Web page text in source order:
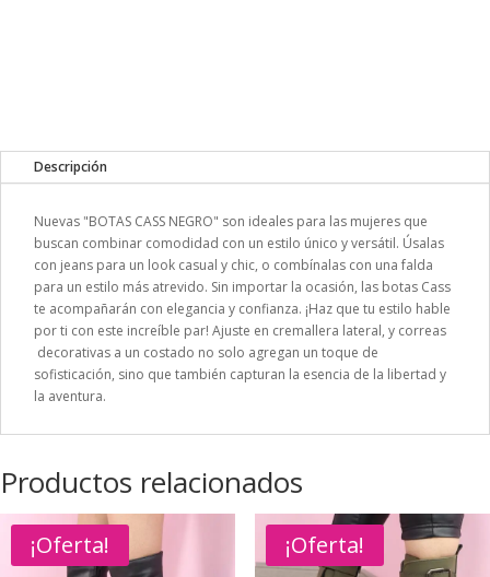
Descripción
Nuevas "BOTAS CASS NEGRO" son ideales para las mujeres que
buscan combinar comodidad con un estilo único y versátil. Úsalas
con jeans para un look casual y chic, o combínalas con una falda
para un estilo más atrevido. Sin importar la ocasión, las botas Cass
te acompañarán con elegancia y confianza. ¡Haz que tu estilo hable
por ti con este increíble par! Ajuste en cremallera lateral, y correas
decorativas a un costado no solo agregan un toque de
sofisticación, sino que también capturan la esencia de la libertad y
la aventura.
Productos relacionados
¡Oferta! ¡Oferta!